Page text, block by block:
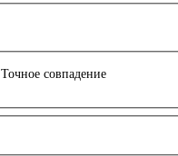
Точное совпадение